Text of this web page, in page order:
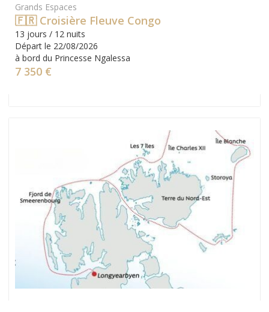
Grands Espaces
🇫🇷 Croisière Fleuve Congo
13 jours / 12 nuits
Départ le 22/08/2026
à bord du Princesse Ngalessa
7 350 €